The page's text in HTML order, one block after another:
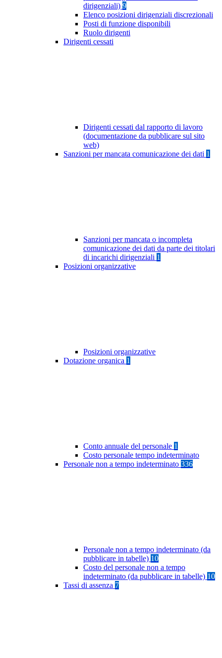
dirigenziali) 9
Elenco posizioni dirigenziali discrezionali
Posti di funzione disponibili
Ruolo dirigenti
Dirigenti cessati
Dirigenti cessati dal rapporto di lavoro
(documentazione da pubblicare sul sito
web)
Sanzioni per mancata comunicazione dei dati 1
Sanzioni per mancata o incompleta
comunicazione dei dati da parte dei titolari
di incarichi dirigenziali 1
Posizioni organizzative
Posizioni organizzative
Dotazione organica 1
Conto annuale del personale 1
Costo personale tempo indeterminato
Personale non a tempo indeterminato 336
Personale non a tempo indeterminato (da
pubblicare in tabelle) 10
Costo del personale non a tempo
indeterminato (da pubblicare in tabelle) 10
Tassi di assenza 7